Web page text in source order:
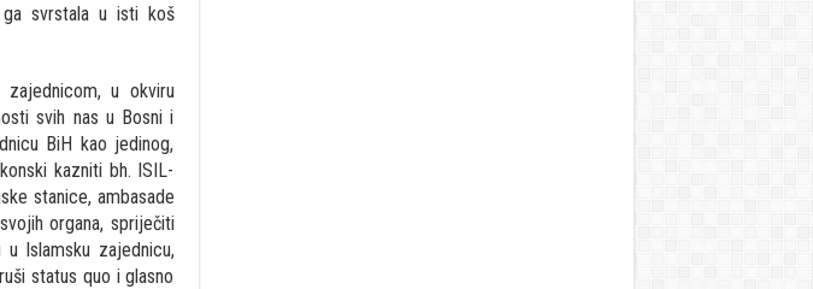
ga svrstala u isti koš
u okviru
svih nas u Bosni i
BiH kao jedinog,
kazniti bh. ISIL-
stanice, ambasade
organa, spriječiti
Islamsku zajednicu,
status quo i glasno